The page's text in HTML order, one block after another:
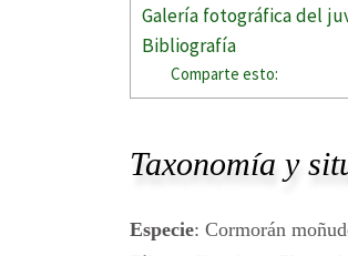
Galería fotográfica del
Bibliografía
Comparte esto:
Taxonomía y
Especie: Cormorán